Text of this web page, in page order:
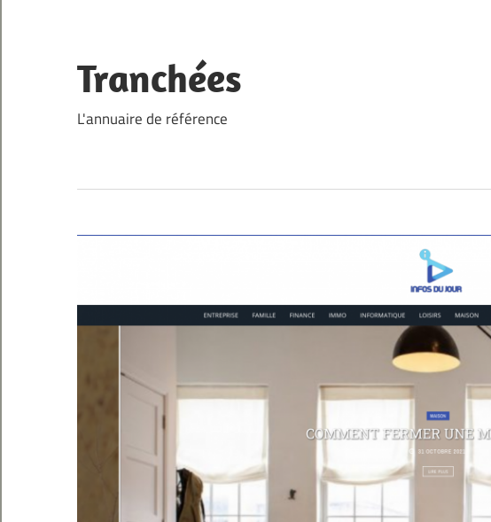
content
Tranchées
L'annuaire de référence